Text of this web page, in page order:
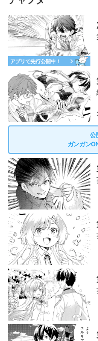
アプリで先行公開中！
公
ガンガン